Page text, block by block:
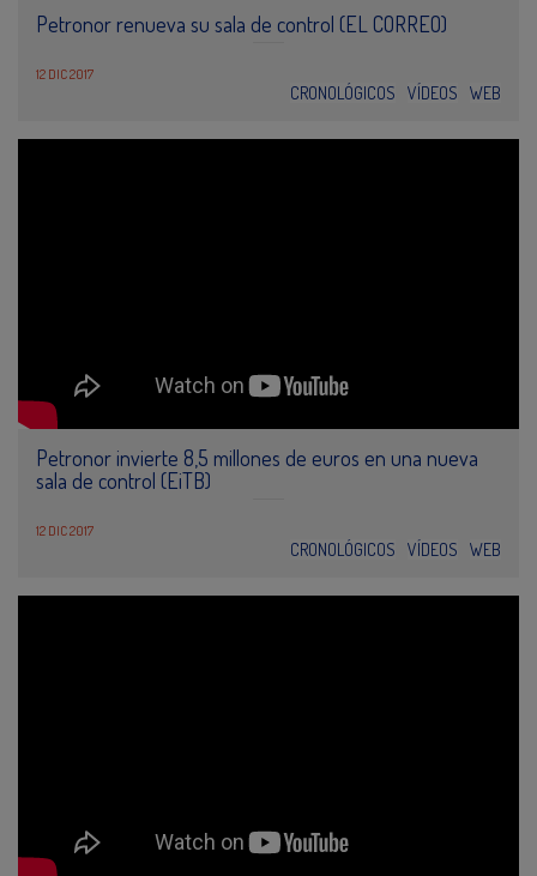
Petronor renueva su sala de control (EL CORREO)
12 DIC 2017
CRONOLÓGICOS VÍDEOS WEB
Petronor invierte 8,5 millones de euros en una nueva
sala de control (EiTB)
12 DIC 2017
CRONOLÓGICOS VÍDEOS WEB